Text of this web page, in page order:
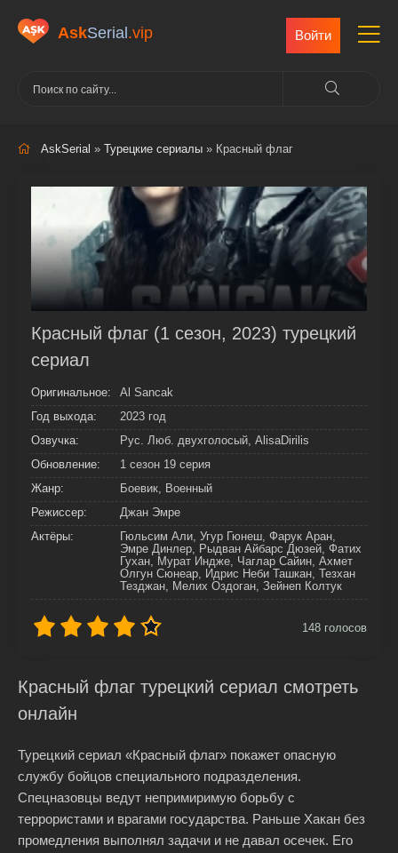
AskSerial .vip Войти
AskSerial » Турецкие сериалы » Красный флаг
Красный флаг (1 сезон, 2023) турецкий
сериал
Оригинальное:
Al Sancak
Год выхода:
2023 год
Озвучка:
Рус. Люб. двухголосый, AlisaDirilis
Обновление:
1 сезон 19 серия
Жанр:
Боевик, Военный
Режиссер:
Джан Эмре
Актёры:
Гюльсим Али, Угур Гюнеш, Фарук Аран,
Эмре Динлер, Рыдван Айбарс Дюзей, Фатих
Гухан, Мурат Индже, Чаглар Сайин, Ахмет
Олгун Сюнеар, Идрис Неби Ташкан, Тезхан
Тезджан, Мелих Оздоган, Зейнеп Колтук
148 голосов
Красный флаг турецкий сериал смотреть
онлайн
Турецкий сериал «Красный флаг» покажет опасную
службу бойцов специального подразделения.
Спецназовцы ведут непримиримую борьбу с
террористами и врагами государства. Раньше Хакан без
промедления выполнял задачи и не давал осечек. Его